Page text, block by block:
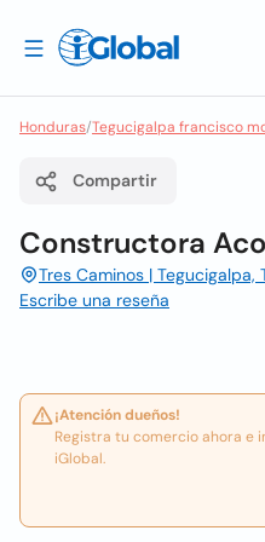
Honduras/Tegucigalpa francisco
Compartir
Constructora
Tres Caminos | Tegucigalpa,
Escribe una reseña
¡Atención dueños!
Registra tu comercio ahora e
iGlobal.